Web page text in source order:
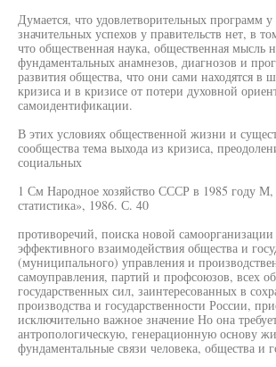
Думается, что удовлетворительных программ
значительных успехов у правительств нет, в
что общественная наука, общественная мысль
фундаментальных анамнезов, диагнозов и
развития общества, что они сами находятся в
кризиса и в кризисе от потери духовной
самоидентификации.
В этих условиях общественной жизни и
сообщества тема выхода из кризиса,
социальных
1 См Народное хозяйство СССР в 1985 году
статистика», 1986. С. 40
противоречий, поиска новой
эффективного взаимодействия общества и
(муниципального) управления и
самоуправления, партий и профсоюзов, всех
государственных сил, заинтересованных в
производства и государственности России,
исключительно важное значение Но она
антропологическую, генерационную основу
фундаментальные связи человека, общества и